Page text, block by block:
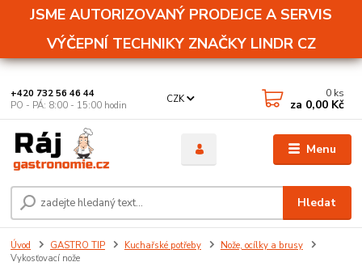
JSME AUTORIZOVANÝ PRODEJCE A SERVIS
VÝČEPNÍ TECHNIKY ZNAČKY LINDR CZ
Menu
CZK
Hledat
+420 732 56 46 44
PO - PÁ: 8:00 - 15:00 hodin
0 ks
za 0,00 Kč
Úvod GASTRO TIP Kuchařské potřeby
Nože, ocílky a brusy
Vykosťovací nože